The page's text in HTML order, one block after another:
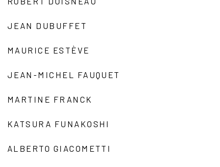
JEAN DUBUFFET
MAURICE ESTÈVE
JEAN-MICHEL FAUQUET
MARTINE FRANCK
KATSURA FUNAKOSHI
ALBERTO GIACOMETTI